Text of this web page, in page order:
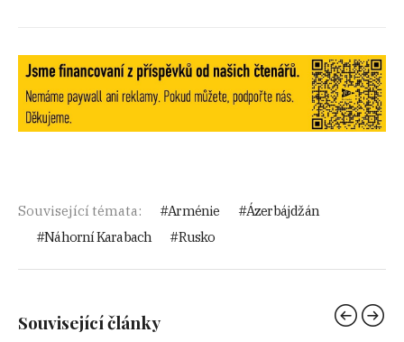
Související témata: Arménie
Ázerbájdžán
Náhorní Karabach
Rusko
Související články